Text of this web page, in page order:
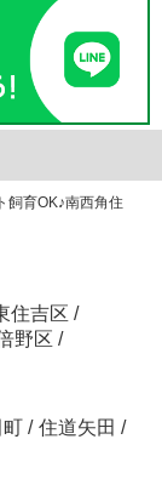
飼育OK♪南西角住
住吉区 /
野区 /
町 / 住道矢田 /